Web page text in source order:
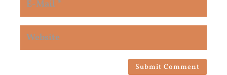
Submit Comment